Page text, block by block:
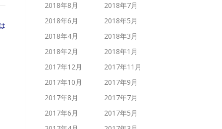
2018年8月
2018年7月
2018年6月
2018年5月
2018年4月
2018年3月
2018年2月
2018年1月
2017年12月
2017年11月
2017年10月
2017年9月
2017年8月
2017年7月
2017年6月
2017年5月